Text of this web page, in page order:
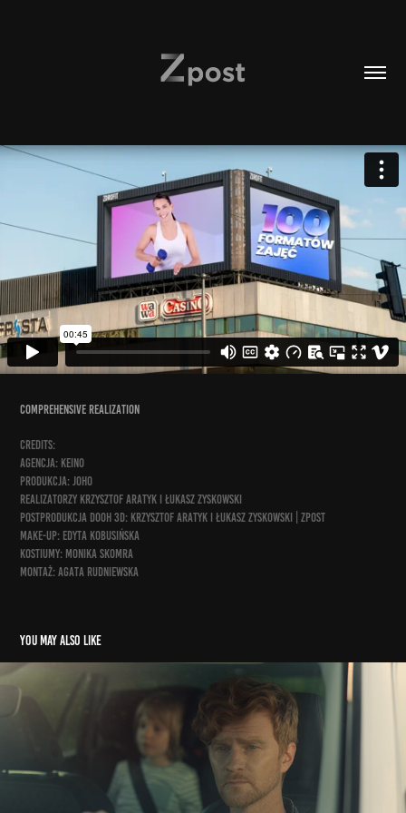
comprehensive realization
credits:
Agencja: KEINO
Produkcja: JOHO
Realizatorzy Krzysztof Aratyk i Łukasz Zyskowski
Postprodukcja DOOH 3D: Krzysztof Aratyk i Łukasz Zyskowski | ZPost
Make-up: Edyta Kobusińska
Kostiumy: Monika Skomra
Montaż: Agata Rudniewska
You may also like
inni też popełniają błędy. zwolnij!